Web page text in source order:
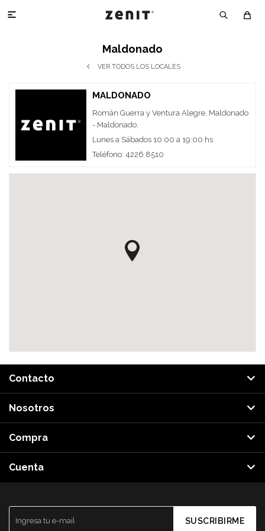

Maldonado
VER TODOS LOS LOCALES
MALDONADO
Román Guerra y Ventura Alegre, Maldonado
- Maldonado.
Lunes a Sábados 10:00 a 19:00 hs
Teléfono: 4226 8510
SUSCRIBIRME
Contacto
Nosotros
Compra
Cuenta